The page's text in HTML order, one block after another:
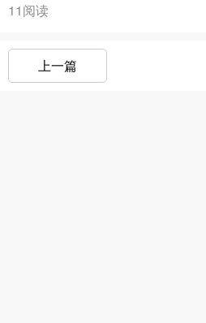
11阅读
上一篇